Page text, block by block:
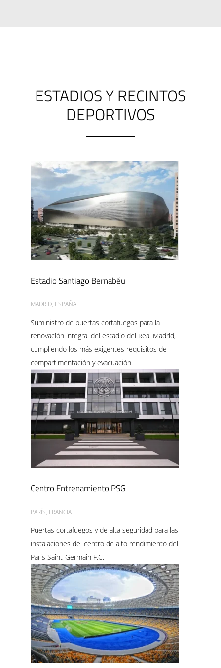
ESTADIOS Y RECINTOS
DEPORTIVOS
Estadio Santiago Bernabéu
MADRID, ESPAÑA
Suministro de puertas cortafuegos para la
renovación integral del estadio del Real Madrid,
cumpliendo los más exigentes requisitos de
compartimentación y evacuación.
Centro Entrenamiento PSG
PARÍS, FRANCIA
Puertas cortafuegos y de alta seguridad para las
instalaciones del centro de alto rendimiento del
Paris Saint-Germain F.C.